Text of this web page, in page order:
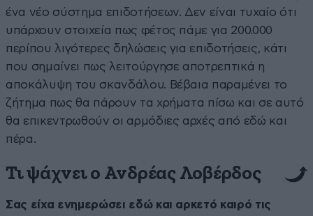
ένα νέο σύστημα επιδοτήσεων. Δεν είναι τυχαίο ότι
υπάρχουν στοιχεία πως φέτος πάμε για 200.000
περίπου λιγότερες δηλώσεις για επιδοτήσεις, κάτι
που σημαίνει πως λειτούργησε αποτρεπτικά η
αποκάλυψη του σκανδάλου. Βέβαια παραμένει το
ζήτημα πως θα πάρουν τα χρήματα πίσω και σε αυτό
θα επικεντρωθούν οι αρμόδιες αρχές από εδώ και
πέρα.
Τι ψάχνει ο Ανδρέας Λοβέρδος
Σας είχα ενημερώσει εδώ και αρκετό καιρό τις